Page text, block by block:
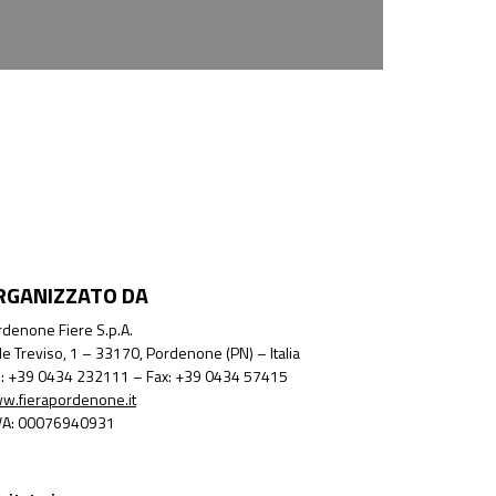
DA
Fiere S.p.A.
Treviso, 1 – 33170, Pordenone (PN) – Italia
+39 0434 232111 – Fax: +39 0434 57415
00076940931